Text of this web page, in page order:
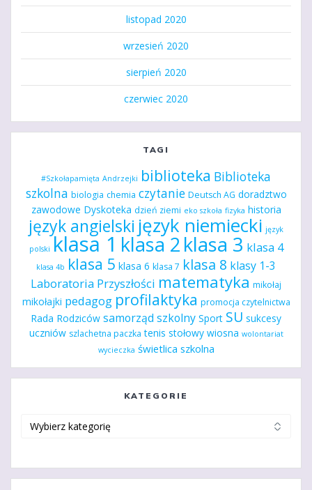
listopad 2020
wrzesień 2020
sierpień 2020
czerwiec 2020
TAGI
#Szkołapamięta Andrzejki biblioteka Biblioteka
szkolna biologia chemia czytanie Deutsch AG doradztwo
zawodowe Dyskoteka dzień ziemi eko szkoła fizyka historia
język angielski język niemiecki język
polski klasa 1 klasa 2klasa 3 klasa 4
klasa 4b klasa 5 klasa 6 klasa 7 klasa 8 klasy 1-3
Laboratoria Przyszłości matematyka mikołaj
mikołajki pedagog profilaktyka promocja czytelnictwa
Rada Rodziców samorząd szkolny Sport SU sukcesy
uczniów szlachetna paczka tenis stołowy wiosna wolontariat
wycieczka świetlica szkolna
KATEGORIE